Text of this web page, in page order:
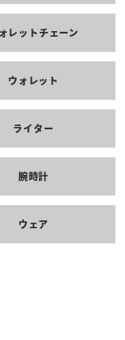
レットチェーン
ウォレット
ライター
腕時計
ウェア